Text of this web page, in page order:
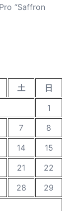
“Saffron
土
日
1
7
8
14
15
21
22
28
29